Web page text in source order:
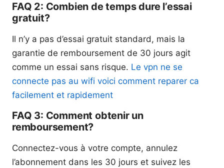
FAQ 2: Combien de temps dure l’essai
gratuit?
Il n’y a pas d’essai gratuit standard, mais la
garantie de remboursement de 30 jours agit
comme un essai sans risque. Le vpn ne se
connecte pas au wifi voici comment reparer ca
facilement et rapidement
FAQ 3: Comment obtenir un
remboursement?
Connectez-vous à votre compte, annulez
l’abonnement dans les 30 jours et suivez les